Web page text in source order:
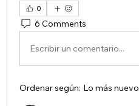
0
6 Comments
Escribir un comentario...
Ordenar según: Lo más nuevo